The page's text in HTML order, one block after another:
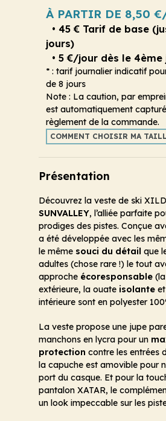
À PARTIR DE 8,50
• 45 € Tarif de base
jours)
• 5 €/jour dès le 4ème
* : tarif journalier indicatif
de 8 jours
Note : La caution, par
est automatiquement
règlement de la commande.
COMMENT CHOISIR MA
Présentation
Découvrez la veste de ski
SUNVALLEY, l’alliée parfaite
prodiges des pistes. Conçue
a été développée avec les
le même souci du détail que
adultes (chose rare !) le tout
approche écoresponsable
extérieure, la ouate isolante
intérieure sont en polyester
La veste propose une jupe
manchons en lycra pour un
protection contre les entrées
la capuche est amovible pour
port du casque. Et pour la
pantalon XATAR, le
un look impeccable sur les